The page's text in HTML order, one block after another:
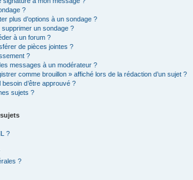
?
plus d’options à un sondage ?
un sondage ?
à un forum ?
de pièces jointes ?
?
messages à un modérateur ?
comme brouillon » affiché lors de la rédaction d’un sujet ?
d’être approuvé ?
sujets ?
?
?